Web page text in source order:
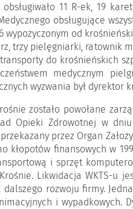
11 R-ek, 19
obsługujące
wypożyczonym od
trzy pielęgniarki, ratownik
do krośnieńskich
medycznym
wyzwania był dyrektor
zostało powołane
Opieki Zdrowotnej w
przez Organ
kłopotów finansowych w
i sprzęt
Likwidacja WKTS-u
rozwoju firmy.
i wypadkowych.